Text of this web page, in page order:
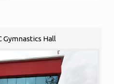
Gymnastics Hall